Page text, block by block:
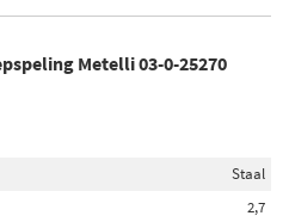
Metelli 03-0-25270
Staal
2,7